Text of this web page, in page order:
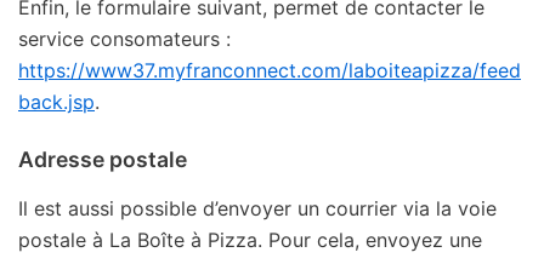
Enfin, le formulaire suivant, permet de contacter le
service consomateurs :
https://www37.myfranconnect.com/laboiteapizza/feed
back.jsp.
Adresse postale
Il est aussi possible d’envoyer un courrier via la voie
postale à La Boîte à Pizza. Pour cela, envoyez une